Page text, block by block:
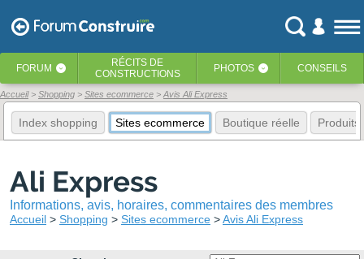
FORUM ‹ RÉCITS DE
CONSTRUCTIONS
PHOTOS ‹ CONSEILS
Accueil Shopping Sites ecommerce Avis Ali Express
Index shopping Sites ecommerce Boutique réelle Produits
Ali Express
Informations, avis, horaires, commentaires des membres
Accueil Shopping Sites ecommerce Avis Ali Express